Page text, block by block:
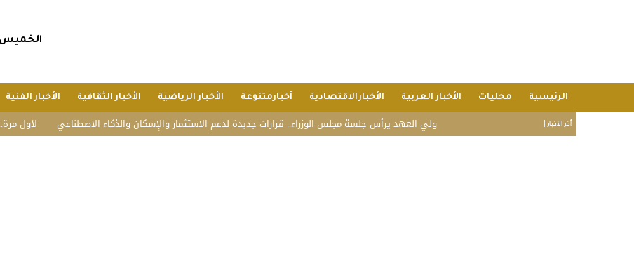
الخميس, 23 صفر 1448 هجريا, 6 أغسطس 2026
الرئيسية محليات الأخبار العربية الأخبارالاقتصادية أخبارمتنوعة الأخبار الرياضية الأخبار الثقافية الأخبار الفنية
أخر الأخبار | لأول مرة.. الصين ولي العهد يرأس جلسة مجلس الوزراء.. قرارات جديدة لدعم الاستثمار والإسكان والذكاء الاصطناعي